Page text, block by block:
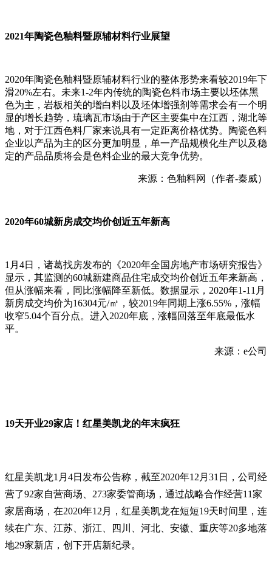
2021年陶瓷色釉料暨原辅材料行业展望
2020年陶瓷色釉料暨原辅材料行业的整体形势来看较2019年下
滑20%左右。未来1-2年内传统的陶瓷色料市场主要以坯体黑
色为主，岩板相关的增白料以及坯体增强剂等需求会有一个明
显的增长趋势，琉璃瓦市场由于产区主要集中在江西，湖北等
地，对于江西色料厂家来说具有一定距离价格优势。陶瓷色料
企业以产品为主的区分更加明显，单一产品规模化生产以及稳
定的产品品质将会是色料企业的最大竞争优势。
来源：色釉料网（作者-秦威）
2020年60城新房成交均价创近五年新高
1月4日，诸葛找房发布的《2020年全国房地产市场研究报告》
显示，其监测的60城新建商品住宅成交均价创近五年来新高，
但从涨幅来看，同比涨幅降至新低。数据显示，2020年1-11月
新房成交均价为16304元/㎡，较2019年同期上涨6.55%，涨幅
收窄5.04个百分点。进入2020年底，涨幅回落至年底最低水
平。
来源：e公司
19天开业29家店！红星美凯龙的年末疯狂
红星美凯龙1月4日发布公告称，截至2020年12月31日，公司经
营了92家自营商场、273家委管商场，通过战略合作经营11家
家居商场，在2020年12月，红星美凯龙在短短19天时间里，连
续在广东、江苏、浙江、四川、河北、安徽、重庆等20多地落
地29家新店，创下开店新纪录。